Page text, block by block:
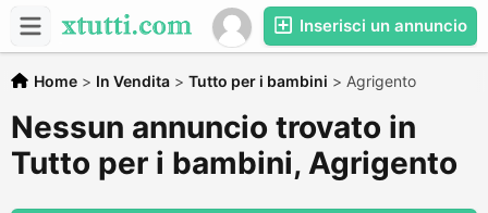
Inserisci un annuncio
Home > In Vendita > Tutto per i bambini > Agrigento
Nessun annuncio trovato in
Tutto per i bambini, Agrigento